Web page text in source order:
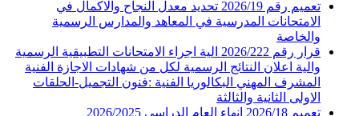
تعميم رقم 2026/19 تحديد معدل النجاح والاكمال في
الامتحانات المدرسية في المعاهد والمدارس الرسمية
والخاصة
قرار رقم 2026/222 الية اجراء الامتحانات التطبيقية الرسمية
والية اعلان النتائج الرسمية لكل من شهادات الاجازة الفنية
المشرف المهني البكالوريا الفنية :فنون التجميل-الحلقات
الاولى الثانية والثالثة
تعميم 2026/18 انهاء العام الدراسي 2026/2025